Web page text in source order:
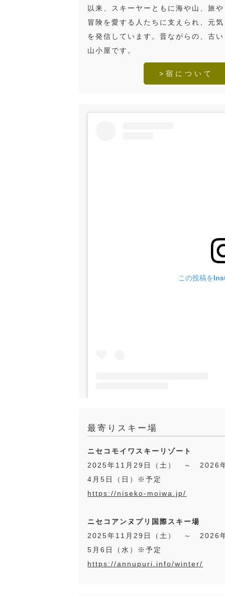
以来、スキーヤーともに海や山、旅や
冒険を愛する人たちに支えられ、元気
を発信しています。昔ながらの、古い
山小屋です。
>宿について
この投稿を
最寄りスキー場
ニセコモイワスキーリゾート
2025年11月29日（土） ～ 2026
4月5日（日）※予定
https://niseko-moiwa.jp/
ニセコアンヌプリ国際スキー場
2025年11月29日（土） ～ 2026
5月6日（水）※予定
https://annupuri.info/winter/